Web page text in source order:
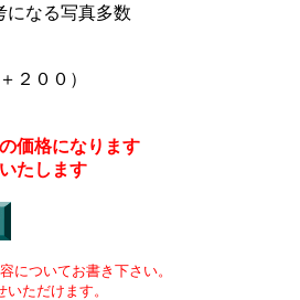
になる写真多数
２００）
価格になります
たします
についてお書き下さい。
ただけます。